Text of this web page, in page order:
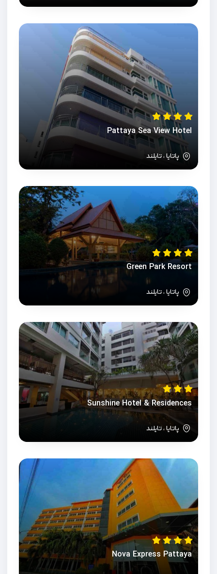
Pattaya Sea View Hotel
پاتایا ، تایلند
Green Park Resort
پاتایا ، تایلند
Sunshine Hotel & Residences
پاتایا ، تایلند
Nova Express Pattaya